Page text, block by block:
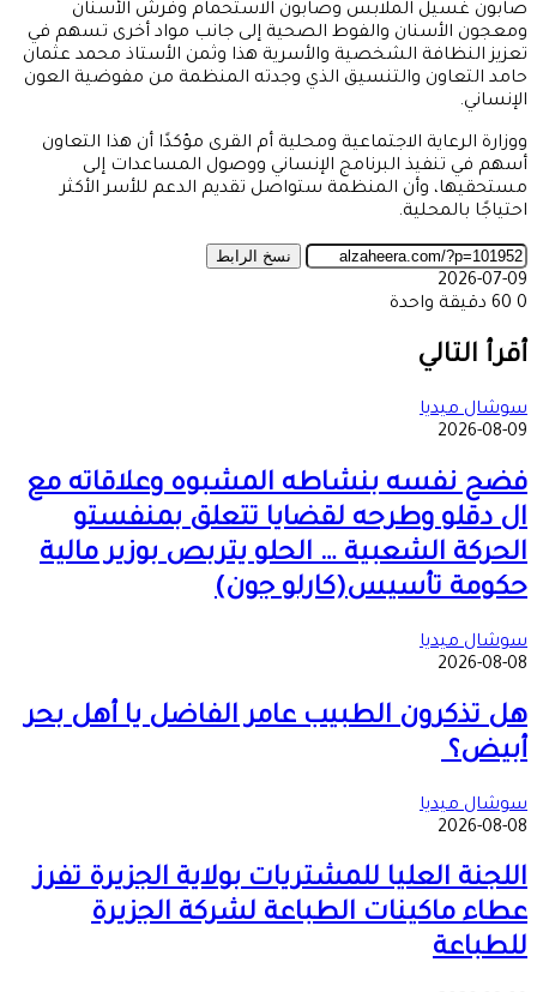
صابون غسيل الملابس وصابون الاستحمام وفرش الأسنان
ومعجون الأسنان والفوط الصحية إلى جانب مواد أخرى تسهم في
تعزيز النظافة الشخصية والأسرية هذا وثمن الأستاذ محمد عثمان
حامد التعاون والتنسيق الذي وجدته المنظمة من مفوضية العون
الإنساني.
ووزارة الرعاية الاجتماعية ومحلية أم القرى مؤكدًا أن هذا التعاون
أسهم في تنفيذ البرنامج الإنساني ووصول المساعدات إلى
مستحقيها، وأن المنظمة ستواصل تقديم الدعم للأسر الأكثر
احتياجًا بالمحلية.
نسخ الرابط
2026-07-09
0
دقيقة واحدة
عبر
البريد
أقرأ التالي
سوشال ميديا
2026-08-09
فضح نفسه بنشاطه المشبوه وعلاقاته مع
ال دقلو وطرحه لقضايا تتعلق بمنفستو
الحركة الشعبية … الحلو يتربص بوزير مالية
حكومة تأسيس(كارلو جون)
سوشال ميديا
2026-08-08
هل تذكرون الطبيب عامر الفاضل يا أهل بحر
أبيض؟
سوشال ميديا
2026-08-08
اللجنة العليا للمشتريات بولاية الجزيرة تفرز
عطاء ماكينات الطباعة لشركة الجزيرة
للطباعة